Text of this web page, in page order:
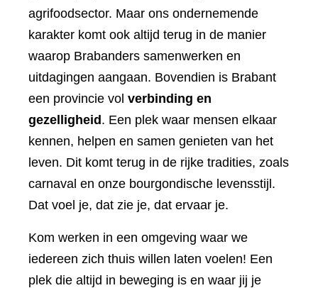
agrifoodsector. Maar ons ondernemende
karakter komt ook altijd terug in de manier
waarop Brabanders samenwerken en
uitdagingen aangaan. Bovendien is Brabant
een provincie vol verbinding en
gezelligheid. Een plek waar mensen elkaar
kennen, helpen en samen genieten van het
leven. Dit komt terug in de rijke tradities, zoals
carnaval en onze bourgondische levensstijl.
Dat voel je, dat zie je, dat ervaar je.
Kom werken in een omgeving waar we
iedereen zich thuis willen laten voelen! Een
plek die altijd in beweging is en waar jij je